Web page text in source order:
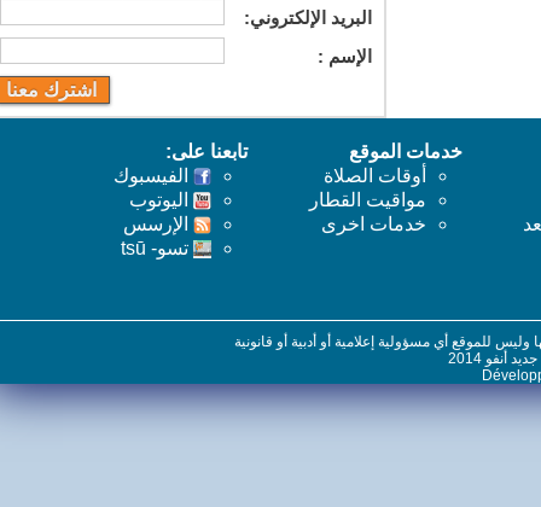
البريد اﻹلكتروني:
اﻹسم :
خدمات الموقع
أوقات الصلاة
مواقيت القطار
خدمات اخرى
تابعنا على:
الفيسبوك
اليوتوب
اﻹرسس
تسو- tsū
للموقع أي مسؤولية إعلامية أو أدبية أو قانونية
2014